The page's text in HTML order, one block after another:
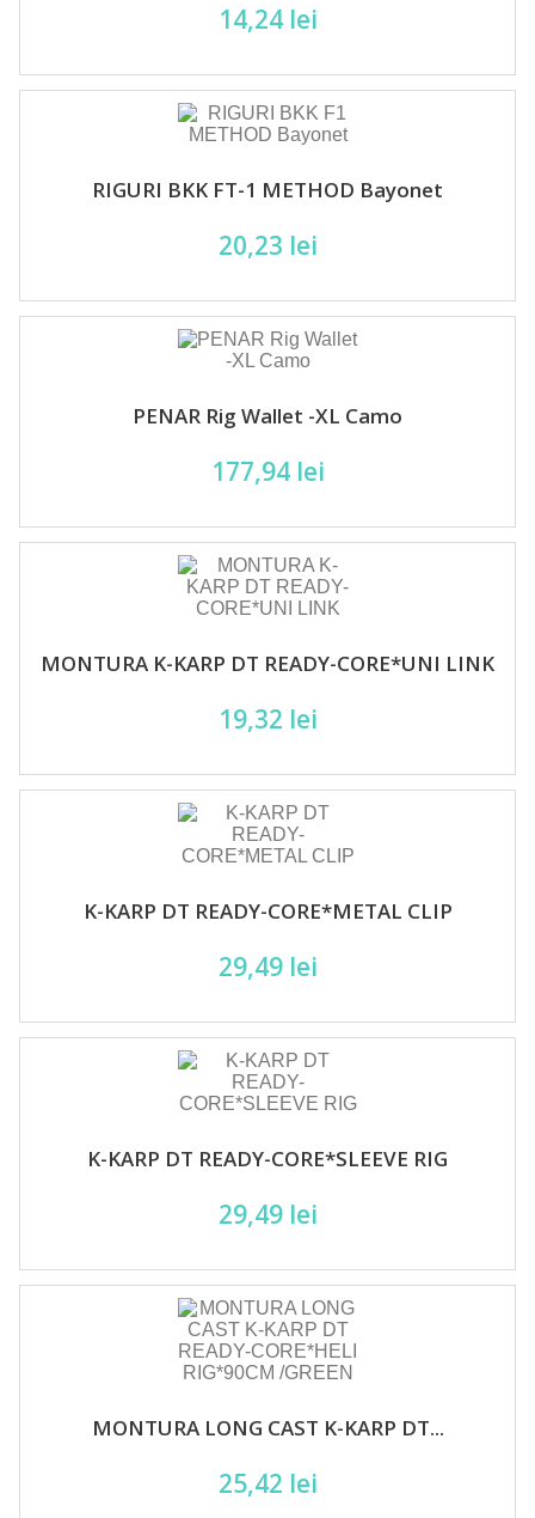
14,24 lei
RIGURI BKK FT-1 METHOD Bayonet
20,23 lei
PENAR Rig Wallet -XL Camo
177,94 lei
MONTURA K-KARP DT READY-CORE*UNI LINK
19,32 lei
K-KARP DT READY-CORE*METAL CLIP
29,49 lei
K-KARP DT READY-CORE*SLEEVE RIG
29,49 lei
MONTURA LONG CAST K-KARP DT...
25,42 lei